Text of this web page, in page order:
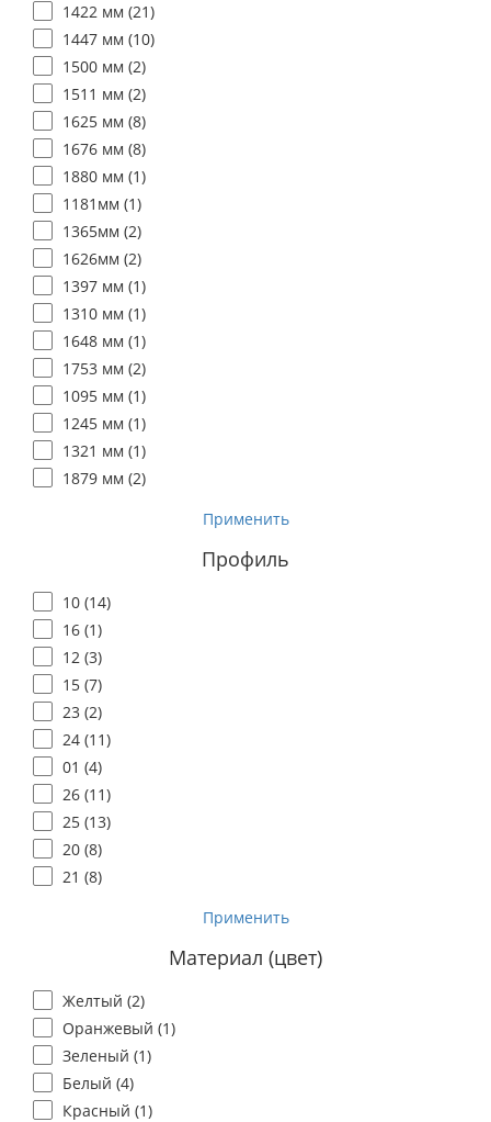
1422 мм (21)
1447 мм (10)
1500 мм (2)
1511 мм (2)
1625 мм (8)
1676 мм (8)
1880 мм (1)
1181мм (1)
1365мм (2)
1626мм (2)
1397 мм (1)
1310 мм (1)
1648 мм (1)
1753 мм (2)
1095 мм (1)
1245 мм (1)
1321 мм (1)
1879 мм (2)
Применить
Профиль
10 (14)
16 (1)
12 (3)
15 (7)
23 (2)
24 (11)
01 (4)
26 (11)
25 (13)
20 (8)
21 (8)
Применить
Материал (цвет)
Желтый (2)
Оранжевый (1)
Зеленый (1)
Белый (4)
Красный (1)